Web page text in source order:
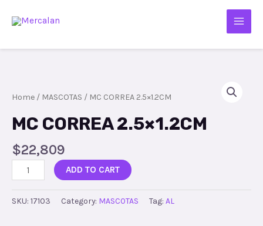
Home / MASCOTAS / MC CORREA 2.5×1.2CM
MC CORREA 2.5×1.2CM
$22,809
ADD TO CART
SKU: 17103 Category: MASCOTAS Tag: AL